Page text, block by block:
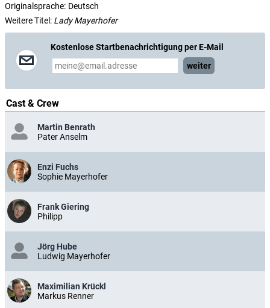
Originalsprache: Deutsch
Weitere Titel: Lady Mayerhofer
Kostenlose Startbenachrichtigung per E-Mail
weiter
Cast & Crew
Martin Benrath
Pater Anselm
Enzi Fuchs
Sophie Mayerhofer
Frank Giering
Philipp
Jörg Hube
Ludwig Mayerhofer
Maximilian Krückl
Markus Renner